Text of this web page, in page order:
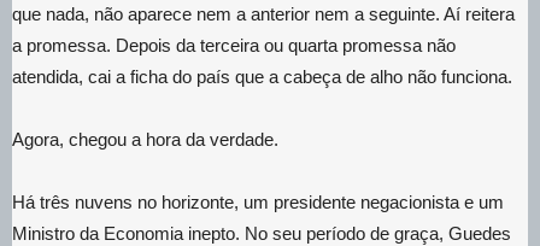
que nada, não aparece nem a anterior nem a seguinte. Aí reitera
a promessa. Depois da terceira ou quarta promessa não
atendida, cai a ficha do país que a cabeça de alho não funciona.
Agora, chegou a hora da verdade.
Há três nuvens no horizonte, um presidente negacionista e um
Ministro da Economia inepto. No seu período de graça, Guedes